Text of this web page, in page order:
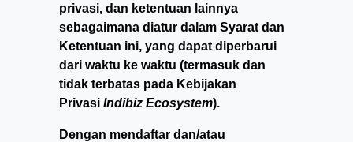
privasi, dan ketentuan lainnya
sebagaimana diatur dalam Syarat dan
Ketentuan ini, yang dapat diperbarui
dari waktu ke waktu (termasuk dan
tidak terbatas pada Kebijakan
Privasi Indibiz Ecosystem).
Dengan mendaftar dan/atau